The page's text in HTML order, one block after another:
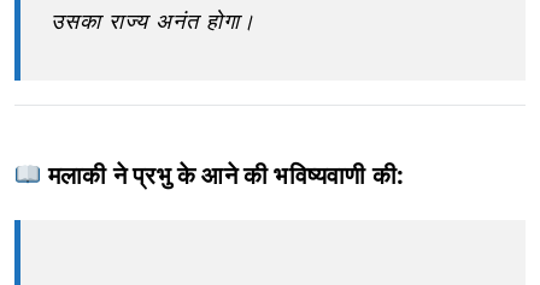
उसका राज्य अनंत होगा।
मलाकी ने प्रभु के आने की भविष्यवाणी की: